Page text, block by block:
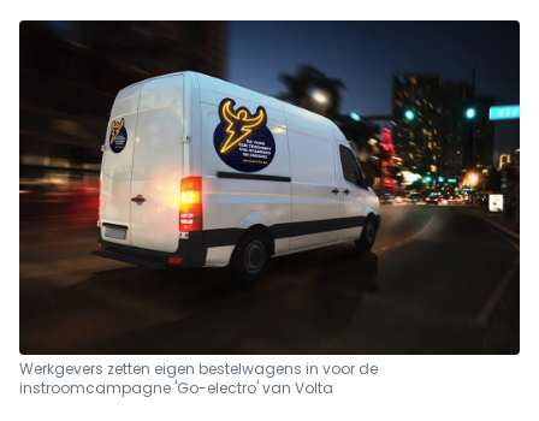
Werkgevers zetten eigen bestelwagens in voor de
instroomcampagne 'Go-electro' van Volta